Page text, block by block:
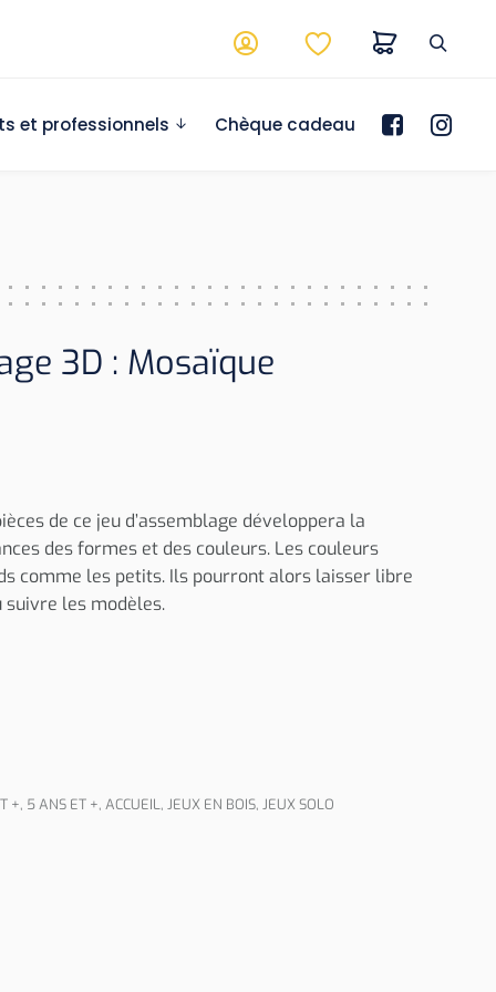
et professionnels Chèque cadeau
3D : Mosaïque
de ce jeu d’assemblage développera la
des formes et des couleurs. Les couleurs
comme les petits. Ils pourront alors laisser libre
les modèles.
+, 5 ANS ET +, ACCUEIL, JEUX EN BOIS, JEUX SOLO